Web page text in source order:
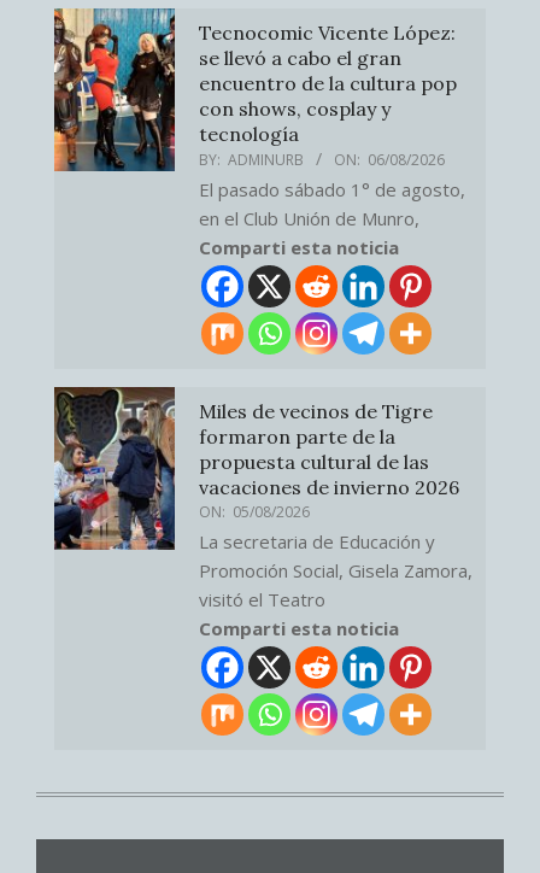
Tecnocomic Vicente López:
se llevó a cabo el gran
encuentro de la cultura pop
con shows, cosplay y
tecnología
BY: ADMINURB ON: 06/08/2026
El pasado sábado 1° de agosto,
en el Club Unión de Munro,
Comparti esta noticia
Miles de vecinos de Tigre
formaron parte de la
propuesta cultural de las
vacaciones de invierno 2026
ON: 05/08/2026
La secretaria de Educación y
Promoción Social, Gisela Zamora,
visitó el Teatro
Comparti esta noticia